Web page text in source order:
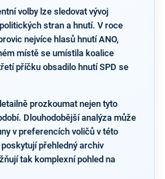
volby lze sledovat vývoj
stran a hnutí. V roce
nejvíce hlasů hnutí ANO,
místě se umístila koalice
příčku obsadilo hnutí SPD se
prozkoumat nejen tyto
Dlouhodobější analýza může
v preferencích voličů v této
přehledný archiv
tak komplexní pohled na